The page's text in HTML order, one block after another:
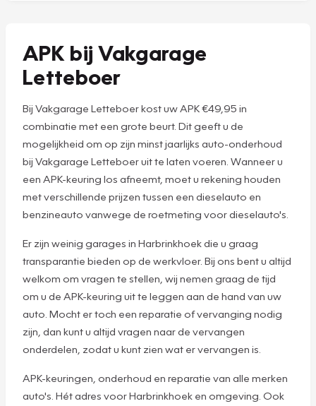
APK bij Vakgarage
Letteboer
Bij Vakgarage Letteboer kost uw APK €49,95 in
combinatie met een grote beurt. Dit geeft u de
mogelijkheid om op zijn minst jaarlijks auto-onderhoud
bij Vakgarage Letteboer uit te laten voeren. Wanneer u
een APK-keuring los afneemt, moet u rekening houden
met verschillende prijzen tussen een dieselauto en
benzineauto vanwege de roetmeting voor dieselauto's.
Er zijn weinig garages in Harbrinkhoek die u graag
transparantie bieden op de werkvloer. Bij ons bent u altijd
welkom om vragen te stellen, wij nemen graag de tijd
om u de APK-keuring uit te leggen aan de hand van uw
auto. Mocht er toch een reparatie of vervanging nodig
zijn, dan kunt u altijd vragen naar de vervangen
onderdelen, zodat u kunt zien wat er vervangen is.
APK-keuringen, onderhoud en reparatie van alle merken
auto's. Hét adres voor Harbrinkhoek en omgeving. Ook